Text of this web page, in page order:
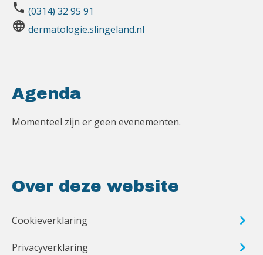
phone (0314) 32 95 91
language dermatologie.slingeland.nl
Agenda
Momenteel zijn er geen evenementen.
Over deze website
Cookieverklaring
Privacyverklaring